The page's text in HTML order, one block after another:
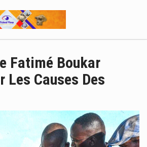
Fatimé Boukar
Les Causes Des